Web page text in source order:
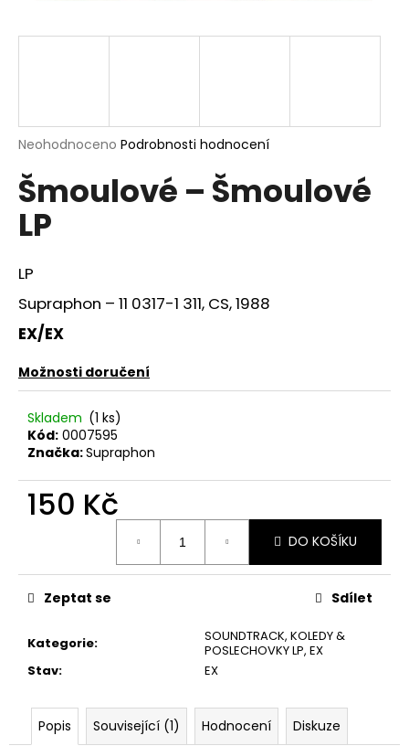
Průměrné
produktu
je
0,0
hvězdiček.
Neohodnoceno Podrobnosti hodnocení
Šmoulové – Šmoulové
LP
LP
Supraphon ‎– 11 0317-1 311, CS, 1988
EX/EX
Možnosti doručení
Skladem (1 ks)
Kód: 0007595
Značka:Supraphon
150 Kč
DO KOŠÍKU
Kategorie:
SOUNDTRACK, KOLEDY &
POSLECHOVKY LP, EX
Stav: EX
Zeptat se Sdílet
Popis Související (1) Hodnocení Diskuze
j
?
o
p
r
u
č
u
m
TULL
CATFISH
MC
220